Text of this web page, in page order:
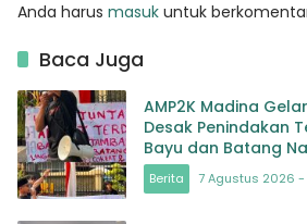
Anda harus masuk untuk
Baca Juga
AMP2K Madina
Desak Penindakan
Bayu dan Batang
Berita 7 Agustus 2026 -